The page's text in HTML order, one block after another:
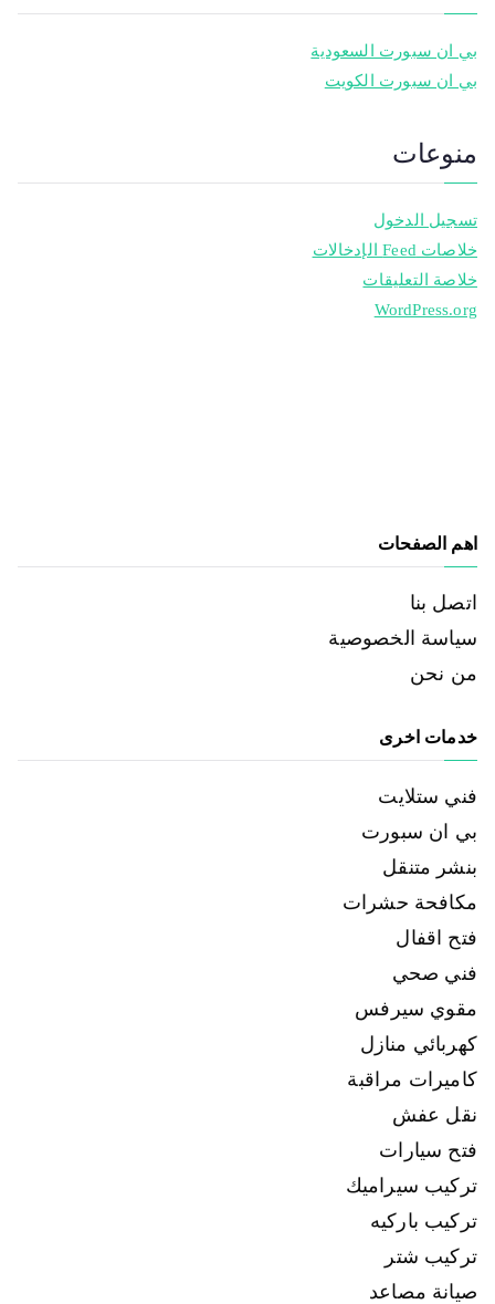
بي ان سبورت السعودية
بي ان سبورت الكويت
منوعات
تسجيل الدخول
خلاصات Feed الإدخالات
خلاصة التعليقات
WordPress.org
اهم الصفحات
اتصل بنا
سياسة الخصوصية
من نحن
خدمات اخرى
فني ستلايت
بي ان سبورت
بنشر متنقل
مكافحة حشرات
فتح اقفال
فني صحي
مقوي سيرفس
كهربائي منازل
كاميرات مراقبة
نقل عفش
فتح سيارات
تركيب سيراميك
تركيب باركيه
تركيب شتر
صيانة مصاعد